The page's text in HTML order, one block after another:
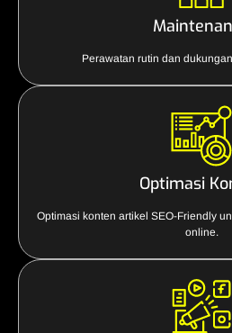
Perawatan rutin dan
Optimasi
Optimasi konten artikel SEO-Friendly
online.